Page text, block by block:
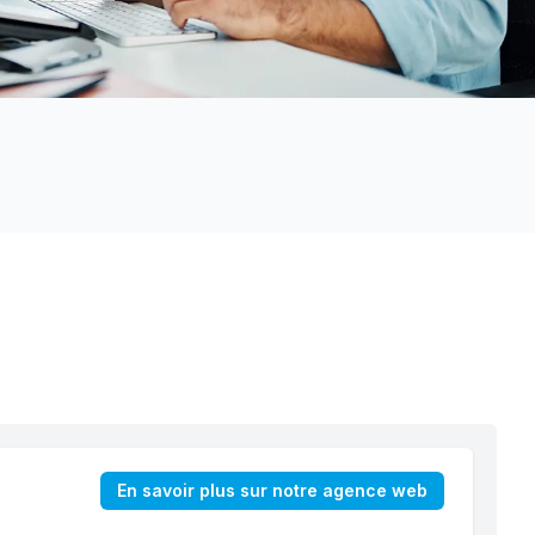
En savoir plus sur notre agence web